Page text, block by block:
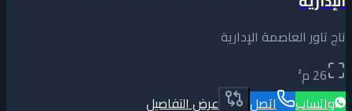
تاج تاور العاصمة الإدارية
26 م²
واتساب
اتصل عرض التفاصيل